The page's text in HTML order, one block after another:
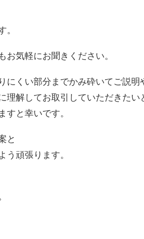
。
気軽にお聞きください。
にくい部分までかみ砕いてご説明
解してお取引していただきたい
と幸いです。
と
頑張ります。